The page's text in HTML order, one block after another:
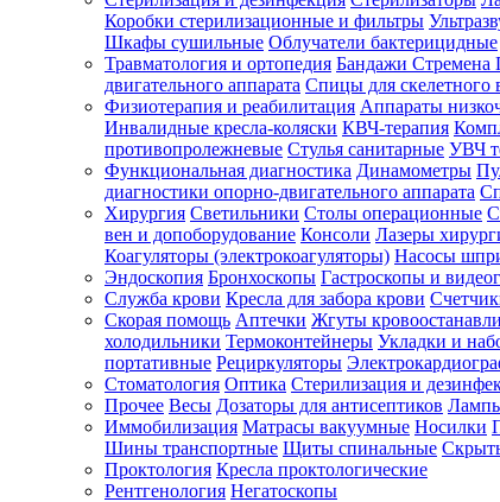
Зарегистрироваться
Зачем
регистрироваться?
Все
покупки
в
одном
месте
Личный
менеджер
Отслеживание
статуса
заказа
Коробки стерилизационные и фильтры
Шкафы сушильные Облучатели бактерицидные
Травматология и ортопедия Бандажи Стремена
двигательного аппарата Спицы для скелетного
Физиотерапия и реабилитация Аппараты
Инвалидные кресла-коляски КВЧ-терапия
противопролежневые Стулья санитарные УВЧ
Функциональная диагностика Динамометры
диагностики опорно-двигательного аппарата
Хирургия Светильники Столы операционные
вен и допоборудование Консоли Лазеры
Коагуляторы (электрокоагуляторы) Насосы
Эндоскопия Бронхоскопы Гастроскопы и
Служба крови Кресла для забора крови
Скорая помощь Аптечки Жгуты
холодильники Термоконтейнеры Укладки и
портативные Рециркуляторы
Стоматология Оптика Стерилизация и
Прочее Весы Дозаторы для антисептиков
Иммобилизация Матрасы вакуумные Носилки
Шины транспортные Щиты спинальные
Проктология Кресла проктологические
Рентгенология Негатоскопы